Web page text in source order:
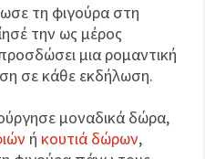
τη φιγούρα στη
την ως μέρος
μια ρομαντική
σε κάθε εκδήλωση.
μοναδικά δώρα,
ή κουτιά δώρων,